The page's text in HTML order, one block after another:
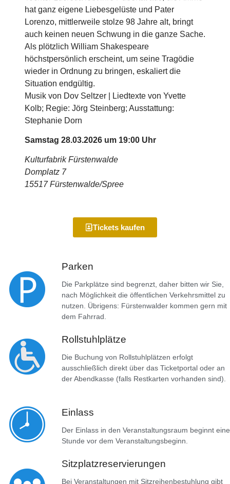
hat ganz eigene Liebesgelüste und Pater
Lorenzo, mittlerweile stolze 98 Jahre alt, bringt
auch keinen neuen Schwung in die ganze Sache.
Als plötzlich William Shakespeare
höchstpersönlich erscheint, um seine Tragödie
wieder in Ordnung zu bringen, eskaliert die
Situation endgültig.
Musik von Dov Seltzer | Liedtexte von Yvette
Kolb; Regie: Jörg Steinberg; Ausstattung:
Stephanie Dorn
Samstag 28.03.2026 um 19:00 Uhr
Kulturfabrik Fürstenwalde
Domplatz 7
15517Fürstenwalde/Spree
Tickets kaufen
Parken
Die Parkplätze sind begrenzt, daher bitten wir Sie,
nach Möglichkeit die öffentlichen Verkehrsmittel zu
nutzen. Übrigens: Fürstenwalder kommen gern mit
dem Fahrrad.
Rollstuhlplätze
Die Buchung von Rollstuhlplätzen erfolgt
ausschließlich direkt über das Ticketportal oder an
der Abendkasse (falls Restkarten vorhanden sind).
Einlass
Der Einlass in den Veranstaltungsraum beginnt eine
Stunde vor dem Veranstaltungsbeginn.
Sitzplatzreservierungen
Bei Veranstaltungen mit Sitzreihenbestuhlung gibt